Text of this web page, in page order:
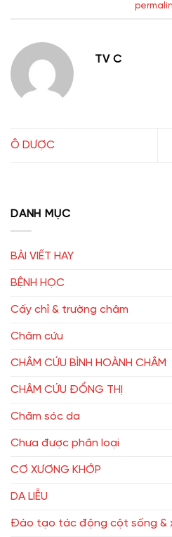
TV C
Ô DƯỢC
DANH MỤC
BÀI VIẾT HAY
BỆNH HỌC
Cấy chỉ & trường châm
Châm cứu
CHÂM CỨU BÌNH HOÀNH CHÂM
CHÂM CỨU ĐỔNG THỊ
Chăm sóc da
Chưa được phân loại
CƠ XƯƠNG KHỚP
DA LIỄU
Đào tạo tác động cột sống &